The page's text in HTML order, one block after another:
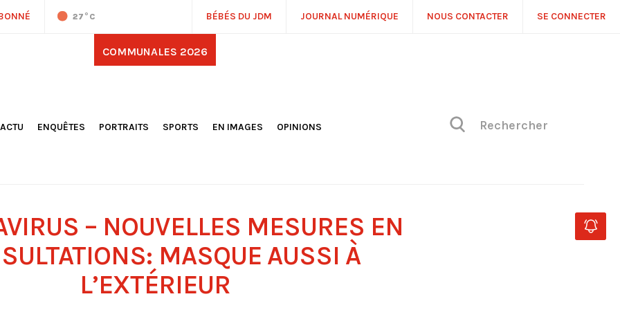
27 °C BÉBÉS DU JDM JOURNAL NUMÉRIQUE NOUS CONTACTER SE CONNECTER
COMMUNALES 2026
ENQUÊTES PORTRAITS
SPORTS
EN IMAGES
OPINIONS
– NOUVELLES MESURES EN
MASQUE AUSSI À
L’EXTÉRIEUR